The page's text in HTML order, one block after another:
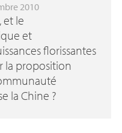
2010
et le
et
florissantes
la proposition
la Chine ?